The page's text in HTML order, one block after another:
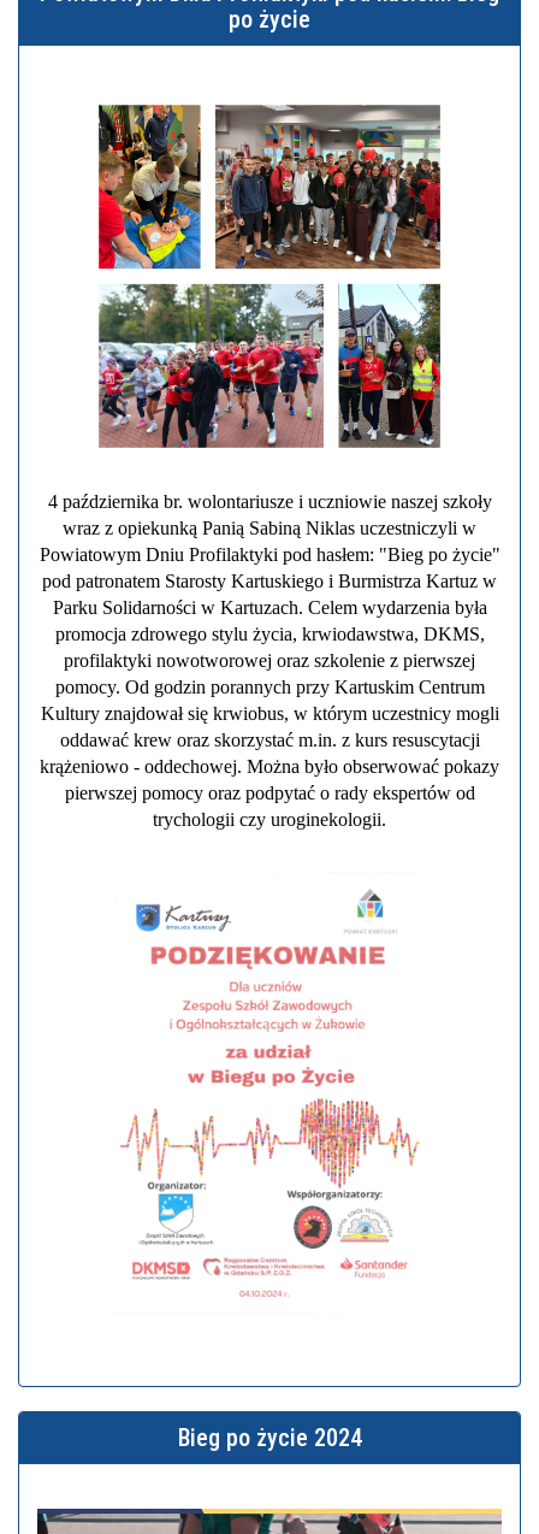
po życie
4 października br. wolontariusze i uczniowie naszej szkoły
wraz z opiekunką Panią Sabiną Niklas uczestniczyli w
Powiatowym Dniu Profilaktyki pod hasłem: "Bieg po życie"
pod patronatem Starosty Kartuskiego i Burmistrza Kartuz w
Parku Solidarności w Kartuzach. Celem wydarzenia była
promocja zdrowego stylu życia, krwiodawstwa, DKMS,
profilaktyki nowotworowej oraz szkolenie z pierwszej
pomocy. Od godzin porannych przy Kartuskim Centrum
Kultury znajdował się krwiobus, w którym uczestnicy mogli
oddawać krew oraz skorzystać m.in. z kurs resuscytacji
krążeniowo - oddechowej. Można było obserwować pokazy
pierwszej pomocy oraz podpytać o rady ekspertów od
trychologii czy uroginekologii.
Bieg po życie 2024